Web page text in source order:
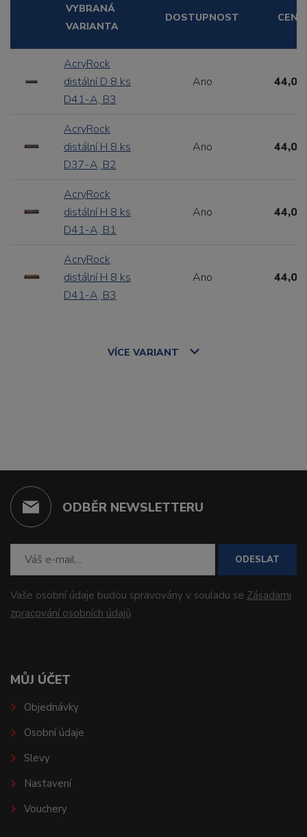
VYBRANÁ
VARIANTA
DOSTUPNOST CENA
AcryRock
distální D 8 ks
D41-A, B3
Ano 44,00
AcryRock
distální H 8 ks
D37-A, B2
Ano 44,00
AcryRock
distální H 8 ks
D41-A, B1
Ano 44,00
AcryRock
distální H 8 ks
D41-A, B3
Ano 44,00
VÍCE VARIANT
ODBĚR NEWSLETTERU
ODESLAT
Vaše osobní údaje budou spravovány v souladu se Zásadami
zpracování osobních údajů.
MŮJ ÚČET
Objednávky
Osobní údaje
Slevy
Nastavení
Vouchery